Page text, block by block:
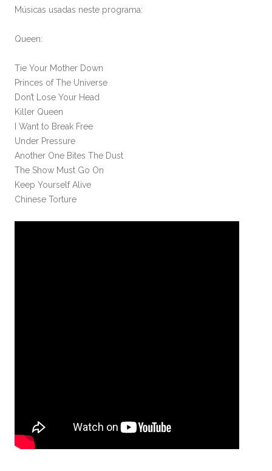
Músicas usadas neste programa:
Queen:
Tie Your Mother Down
Princes of The Universe
Don’t Lose Your Head
Killer Queen
I Want to Break Free
Under Pressure
Another One Bites The Dust
The Show Must Go On
Keep Yourself Alive
Chinese Torture